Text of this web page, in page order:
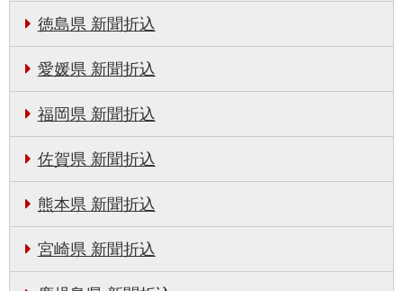
徳島県 新聞折込
愛媛県 新聞折込
福岡県 新聞折込
佐賀県 新聞折込
熊本県 新聞折込
宮崎県 新聞折込